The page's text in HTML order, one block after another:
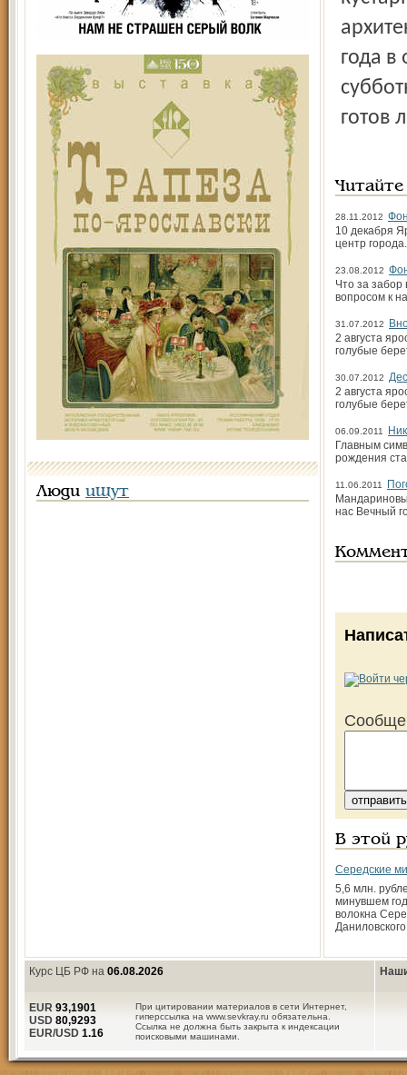
Люди ищут
года в
готов
28.11.2012
10 декабря
центр
23.08.2012
Что за забор
вопросом к
31.07.2012
2 августа
голубые
30.07.2012
2 августа
голубые
06.09.2011
Главным
рождения
11.06.2011
нас Вечный
В этой
Середские
5,6 млн.
минувшем
волокна
Курс ЦБ РФ на 06.08.2026
При цитировании материалов в сети Интернет,
гиперссылка на www.sevkray.ru обязательна.
Ссылка не должна быть закрыта к индексации
поисковыми машинами.
EUR 93,1901
USD 80,9293
EUR/USD 1.16